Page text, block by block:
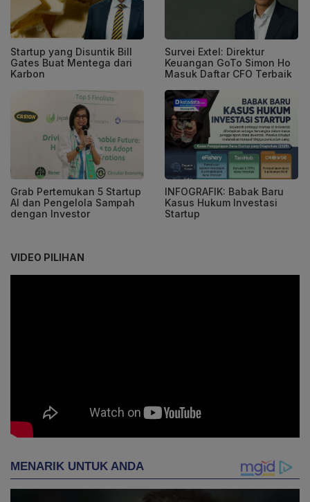
Startup yang Disuntik Bill
Gates Buat Mentega dari
Karbon
Survei Extel: Direktur
Keuangan GoTo Simon Ho
Masuk Daftar CFO Terbaik
Grab Pertemukan 5 Startup
AI dan Pengelola Sampah
dengan Investor
INFOGRAFIK: Babak Baru
Kasus Hukum Investasi
Startup
VIDEO PILIHAN